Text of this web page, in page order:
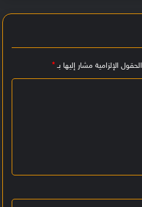
الحقول الإلزامية مشار إليها بـ*